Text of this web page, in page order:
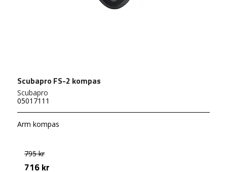
Scubapro FS-2 kompas
Scubapro
05017111
Arm kompas
795 kr
716 kr